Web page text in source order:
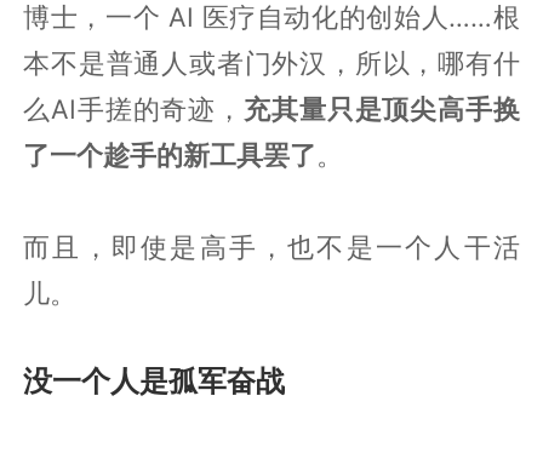
博士，一个 AI 医疗自动化的创始人……根
本不是普通人或者门外汉，所以，哪有什
么AI手搓的奇迹， 充其量只是顶尖高手换
了一个趁手的新工具罢了。
而且，即使是高手，也不是一个人干活
儿。
没一个人是孤军奋战